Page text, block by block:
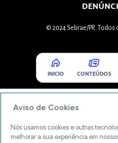
© 2024 Sebrae/PR.
INICIO CONTEÚDOS
Aviso de Cookies
Nós usamos cookies e outras
melhorar a sua experiência em